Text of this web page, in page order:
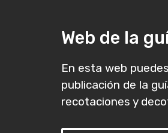
Web de la
En esta web
publicación de la
recotaciones y